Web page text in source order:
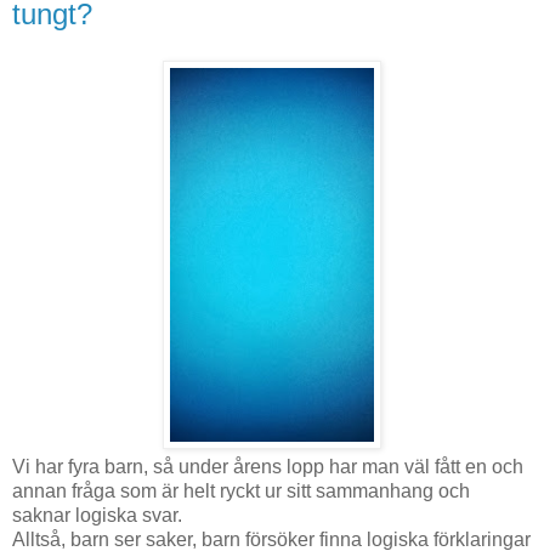
tungt?
Vi har fyra barn, så under årens lopp har man väl fått en och
annan fråga som är helt ryckt ur sitt sammanhang och
saknar logiska svar.
Alltså, barn ser saker, barn försöker finna logiska förklaringar